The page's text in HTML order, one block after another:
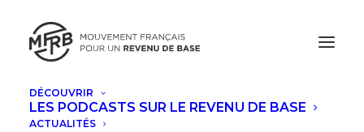
DÉCOUVRIR
LES PODCASTS SUR LE REVENU DE BASE
ACTUALITÉS